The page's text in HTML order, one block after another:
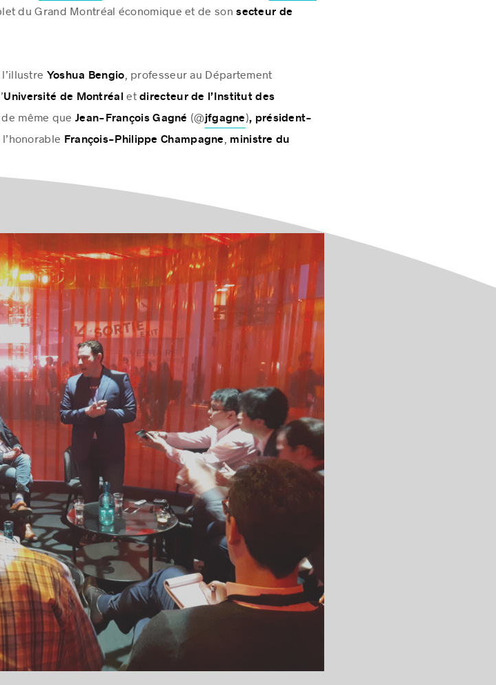
du Grand Montréal économique et de sonsecteur de
Yoshua Bengio, professeur au Département
Université de Montréaletdirecteur de l’Institut des
de même queJean-François Gagné (@jfgagne), président-
François-Philippe Champagne, ministre du